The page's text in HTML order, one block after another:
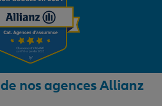
de la vie
nos agences Allianz